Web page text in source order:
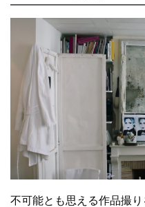
不可能とも思える作品撮